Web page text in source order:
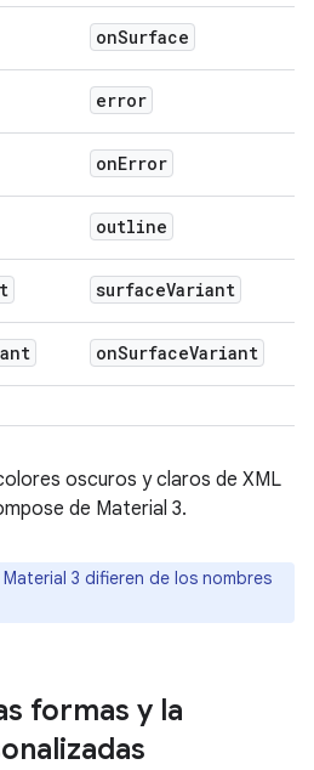
onSurface
error
onError
outline
surfaceVariant
onSurfaceVariant
oscuros y claros de XML
de Material 3.
3 difieren de los nombres
formas y la